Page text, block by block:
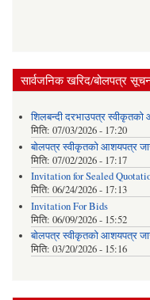
सार्वजनिक खरिद/बोलपत्र
शिलबन्दी दरभाउपत्र स्वीकृतको
मिति: 07/03/2026 - 17:20
बोलपत्र स्वीकृतको आशयपत्र
मिति: 07/02/2026 - 17:17
Invitation for Sealed
मिति: 06/24/2026 - 17:13
Invitation For Bids
मिति: 06/09/2026 - 15:52
बोलपत्र स्वीकृतको आशयपत्र
मिति: 03/20/2026 - 15:16